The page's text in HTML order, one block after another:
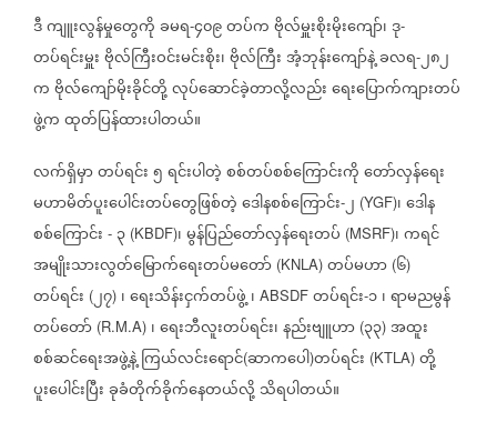
ဒီကျူးလွန်မှုတွေကိုခမရ-၄၀၉တပ်ကဗိုလ်မှူးစိုးမိုးကျော်၊ဒု-
တပ်ရင်းမှူးဗိုလ်ကြီးဝင်းမင်းစိုး၊ဗိုလ်ကြီးအံ့ဘုန်းကျော်နဲ့ခလရ-၂၈၂
ကဗိုလ်ကျော်မိုးခိုင်တို့လုပ်ဆောင်ခဲ့တာလို့လည်းရေးပြောက်ကျားတပ်
ဖွဲ့ကထုတ်ပြန်ထားပါတယ်။
လက်ရှိမှာတပ်ရင်း၅ရင်းပါတဲ့စစ်တပ်စစ်ကြောင်းကိုတော်လှန်ရေး
မဟာမိတ်ပူးပေါင်းတပ်တွေဖြစ်တဲ့ဒေါနစစ်ကြောင်း-၂ (YGF)၊ဒေါန
စစ်ကြောင်း - ၃ (KBDF)၊မွန်ပြည်တော်လှန်ရေးတပ် (MSRF)၊ကရင်
အမျိုးသားလွတ်မြောက်ရေးတပ်မတော် (KNLA) တပ်မဟာ (၆)
တပ်ရင်း (၂၇) ၊ရေးသိန်းငှက်တပ်ဖွဲ့၊ ABSDF တပ်ရင်း-၁၊ရာမညမွန်
တပ်‌‌တော် (R.M.A) ၊ရေးဘီလူးတပ်ရင်း၊နည်းဗျူဟာ (၃၃) အထူး
စစ်ဆင်ရေးအဖွဲ့နဲ့ကြယ်လင်းရောင်(ဆာကပေါ)တပ်ရင်း (KTLA) တို့
ပူးပေါင်းပြီးခုခံတိုက်ခိုက်‌နေတယ်လို့သိရပါတယ်။